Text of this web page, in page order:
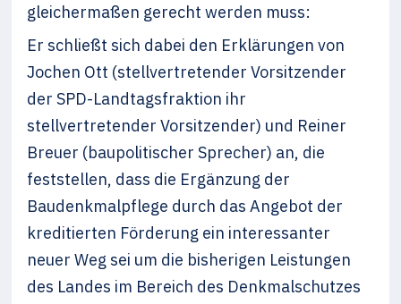
gleichermaßen gerecht werden muss:
Er schließt sich dabei den Erklärungen von
Jochen Ott (stellvertretender Vorsitzender
der SPD-Landtagsfraktion ihr
stellvertretender Vorsitzender) und Reiner
Breuer (baupolitischer Sprecher) an, die
feststellen, dass die Ergänzung der
Baudenkmalpflege durch das Angebot der
kreditierten Förderung ein interessanter
neuer Weg sei um die bisherigen Leistungen
des Landes im Bereich des Denkmalschutzes